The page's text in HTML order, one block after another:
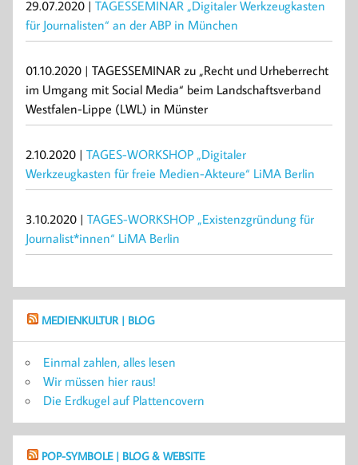
29.07.2020 | TAGESSEMINAR „Digitaler Werkzeugkasten
für Journalisten“ an der ABP in München
01.10.2020 | TAGESSEMINAR zu „Recht und Urheberrecht
im Umgang mit Social Media“ beim Landschaftsverband
Westfalen-Lippe (LWL) in Münster
2.10.2020 | TAGES-WORKSHOP „Digitaler
Werkzeugkasten für freie Medien-Akteure“ LiMA Berlin
3.10.2020 | TAGES-WORKSHOP „Existenzgründung für
Journalist*innen“ LiMA Berlin
MEDIENKULTUR | BLOG
Einmal zahlen, alles lesen
Wir müssen hier raus!
Die Erdkugel auf Plattencovern
POP-SYMBOLE | BLOG & WEBSITE